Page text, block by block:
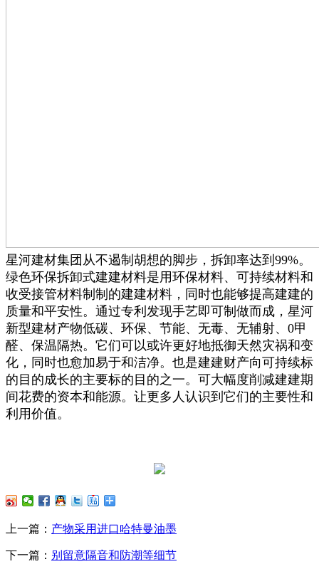
星河建材集团从不遏制胡想的脚步，拆卸率达到99%。
绿色环保拆卸式建建材料是用环保材料、可持续材料和
收受接管材料制制的建建材料，同时也能够提高建建的
质量和平安性。通过专利发现手艺即可制做而成，星河
新型建材产物低碳、环保、节能、无毒、无辅射、0甲
醛、保温隔热。它们可以或许更好地抵御天然灾祸和变
化，同时也愈加易于和洁净。也是建建财产向可持续标
的目的成长的主要标的目的之一。可大幅度削减建建期
间花费的资本和能源。让更多人认识到它们的主要性和
利用价值。
上一篇： 产物采用进口哈特曼油墨
下一篇： 别留意隔音和防潮等细节